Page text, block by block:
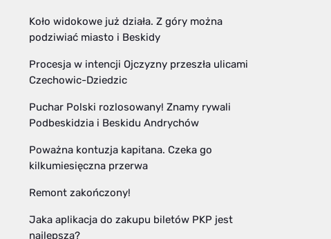
Koło widokowe już działa. Z góry można
podziwiać miasto i Beskidy
Procesja w intencji Ojczyzny przeszła ulicami
Czechowic-Dziedzic
Puchar Polski rozlosowany! Znamy rywali
Podbeskidzia i Beskidu Andrychów
Poważna kontuzja kapitana. Czeka go
kilkumiesięczna przerwa
Remont zakończony!
Jaka aplikacja do zakupu biletów PKP jest
najlepsza?